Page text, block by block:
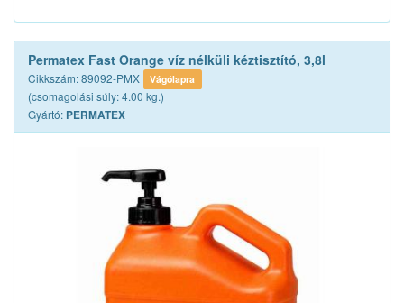
Permatex Fast Orange víz nélküli kéztisztító, 3,8l
Cikkszám: 89092-PMX Vágólapra
(csomagolási súly: 4.00 kg.)
Gyártó: PERMATEX